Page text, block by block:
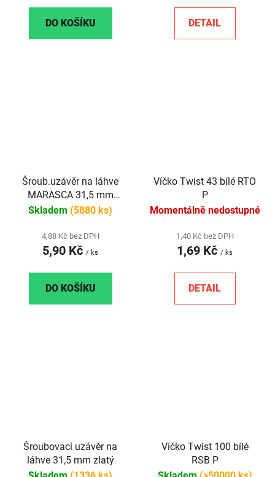
DO KOŠÍKU DETAIL
Šroub.uzávěr na láhve
MARASCA 31,5 mm
černý
Skladem (5880 ks)
4,88 Kč bez DPH
5,90 Kč / ks
DO KOŠÍKU
Víčko Twist 43 bílé RTO
P
Momentálně nedostupné
1,40 Kč bez DPH
1,69 Kč / ks
DETAIL
Šroubovací uzávěr na
láhve 31,5 mm zlatý
Víčko Twist 100 bílé
RSB P